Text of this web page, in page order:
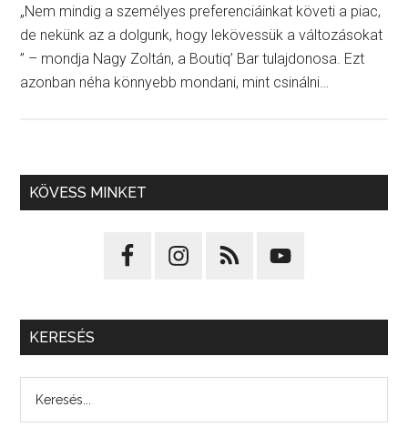
„Nem mindig a személyes preferenciáinkat követi a piac,
de nekünk az a dolgunk, hogy lekövessük a változásokat
” – mondja Nagy Zoltán, a Boutiq’ Bar tulajdonosa. Ezt
azonban néha könnyebb mondani, mint csinálni…
KÖVESS MINKET
KERESÉS